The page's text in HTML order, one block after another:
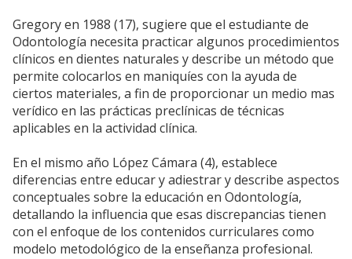
Gregory en 1988 (17), sugiere que el estudiante de
Odontología necesita practicar algunos procedimientos
clínicos en dientes naturales y describe un método que
permite colocarlos en maniquíes con la ayuda de
ciertos materiales, a fin de proporcionar un medio mas
verídico en las prácticas preclínicas de técnicas
aplicables en la actividad clínica.
En el mismo año López Cámara (4), establece
diferencias entre educar y adiestrar y describe aspectos
conceptuales sobre la educación en Odontología,
detallando la influencia que esas discrepancias tienen
con el enfoque de los contenidos curriculares como
modelo metodológico de la enseñanza profesional.